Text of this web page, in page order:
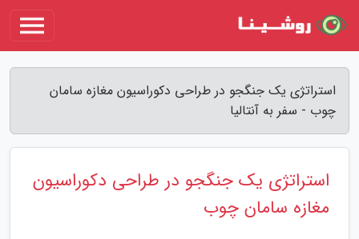
استراتژی یک جنگجو در طراحی دکوراسیون مغازه سامان
چوب - سفر به آنتالیا
استراتژی یک جنگجو در طراحی دکوراسیون
مغازه سامان چوب